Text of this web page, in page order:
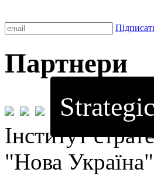
Партнери
Інститут
"Нова